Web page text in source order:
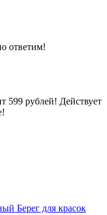
ответим!
599 рублей! Действует